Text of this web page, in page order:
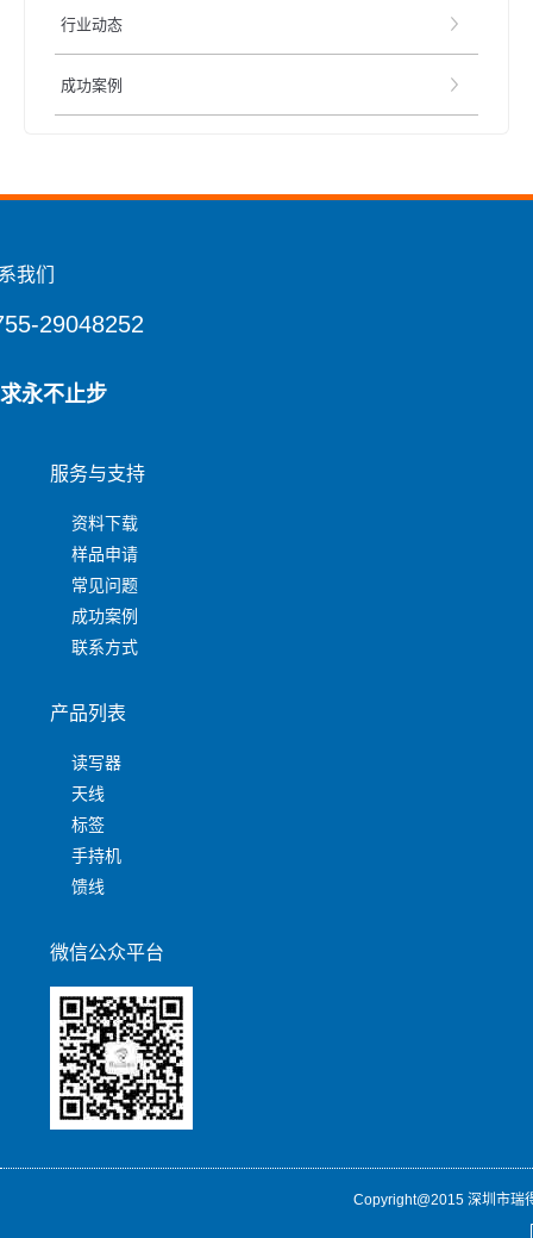
行业动态
成功案例
我们
29048252
永不止步
服务与支持
资料下载
样品申请
常见问题
成功案例
联系方式
产品列表
读写器
天线
标签
手持机
馈线
微信公众平台
Copyright@2015 深圳市瑞